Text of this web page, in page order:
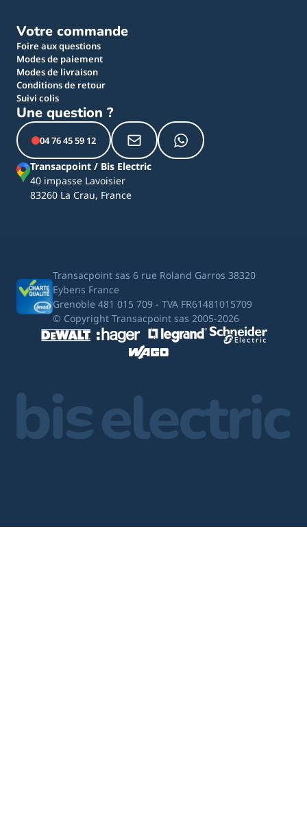
Votre commande
Foire aux questions
Modes de paiement
Modes de livraison
Conditions de retour
Suivi colis
Une question ?
04 76 45 59 12
Transacpoint / Bis Electric
40 impasse Lavoisier
83260 La Crau, France
Transacpoint sas 6 rue Roland Garros 38320
Eybens France
Grenoble 481 015 709 - TVA FR61481015709
© Copyright Transacpoint sas 2005-2026